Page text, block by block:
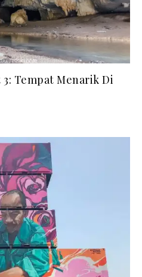
Tempat Menarik Di